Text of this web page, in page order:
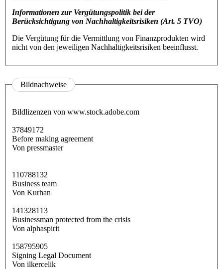
Informationen zur Vergütungspolitik bei der
Berücksichtigung von Nachhaltigkeitsrisiken (Art. 5 TVO)
Die Vergütung für die Vermittlung von Finanzprodukten wird
nicht von den jeweiligen Nachhaltigkeitsrisiken beeinflusst.
Bildnachweise
Bildlizenzen von www.stock.adobe.com
37849172
Before making agreement
Von pressmaster
110788132
Business team
Von Kurhan
141328113
Businessman protected from the crisis
Von alphaspirit
158795905
Signing Legal Document
Von ilkercelik